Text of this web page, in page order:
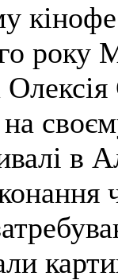
року
в